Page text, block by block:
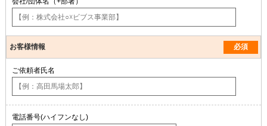
お客様情報 必須
ご依頼者氏名
電話番号(ハイフンなし)